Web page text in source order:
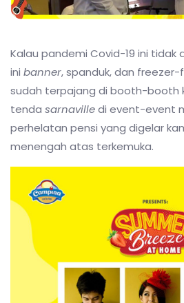
Kalau pandemi Covid-19 ini tidak
ini banner, spanduk, dan
sudah terpajang di booth-booth
tenda sarnavilledi event-event
perhelatan pensi yang digelar
menengah atas terkemuka.